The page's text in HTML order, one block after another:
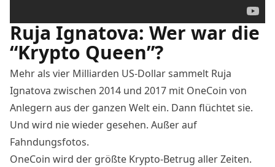
Ruja Ignatova: Wer war die
“Krypto Queen”?
Mehr als vier Milliarden US-Dollar sammelt Ruja
Ignatova zwischen 2014 und 2017 mit OneCoin von
Anlegern aus der ganzen Welt ein. Dann flüchtet sie.
Und wird nie wieder gesehen. Außer auf
Fahndungsfotos.
OneCoin wird der größte Krypto-Betrug aller Zeiten.